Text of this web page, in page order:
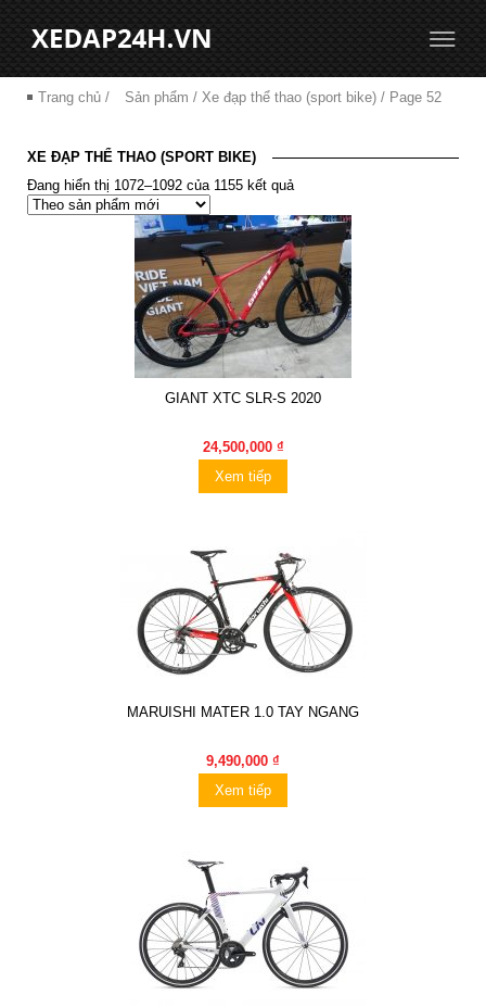
Trang chủ / Sản phẩm / Xe đạp thể thao (sport bike) / Page 52
XE ĐẠP THỂ THAO (SPORT BIKE)
Đang hiển thị 1072–1092 của 1155 kết quả
GIANT XTC SLR-S 2020
24,500,000 ₫
Xem tiếp
MARUISHI MATER 1.0 TAY NGANG
9,490,000 ₫
Xem tiếp